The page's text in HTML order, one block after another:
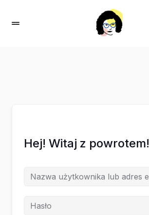
Hej! Witaj z powrotem!